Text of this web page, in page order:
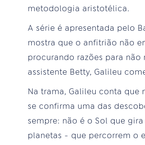
metodologia aristotélica.
A série é apresentada pelo
mostra que o anfitrião não
procurando razões para não
assistente Betty, Galileu
Na trama, Galileu conta
se confirma uma das
sempre: não é o Sol que
planetas - que percorrem o